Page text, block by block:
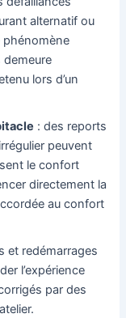
alternatif ou
phénomène
demeure
lors d’un
: des reports
peuvent
le confort
directement la
au confort
et redémarrages
l’expérience
par des